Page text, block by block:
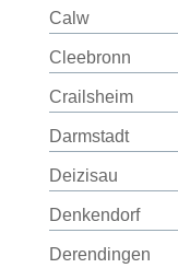
Calw
Cleebronn
Crailsheim
Darmstadt
Deizisau
Denkendorf
Derendingen